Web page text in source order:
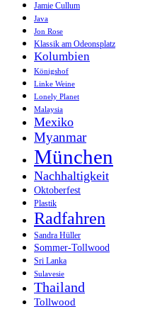
Jamie Cullum
Java
Jon Rose
Klassik am Odeonsplatz
Kolumbien
Königshof
Linke Weine
Lonely Planet
Malaysia
Mexiko
Myanmar
München
Nachhaltigkeit
Oktoberfest
Plastik
Radfahren
Sandra Hüller
Sommer-Tollwood
Sri Lanka
Sulavesie
Thailand
Tollwood